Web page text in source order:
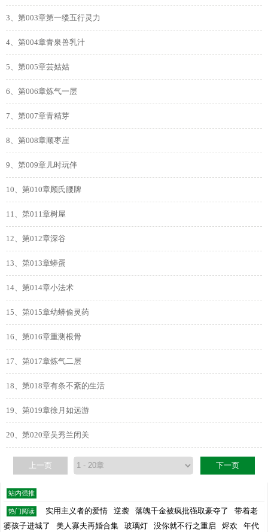
3、第003章第一缕五行灵力
4、第004章青泉兽乳汁
5、第005章芸姑姑
6、第006章炼气一层
7、第007章青精芽
8、第008章顺枣崖
9、第009章儿时玩伴
10、第010章顾氏腰牌
11、第011章树屋
12、第012章深谷
13、第013章蟒蛋
14、第014章小法术
15、第015章幼蟒偷灵药
16、第016章重测根骨
17、第017章炼气二层
18、第018章有条不紊的生活
19、第019章徐月如远游
20、第020章吴秀兰闭关
上一页 下一页
站内强推
热门阅读 实用主义者的爱情 逆袭 落魄千金被疯批强取豪夺了
带着老
婆孩子进城了
美人寡夫再婚合集 玻璃灯 没你就不行之重启 烬欢 年代